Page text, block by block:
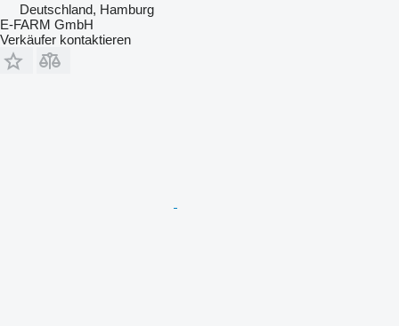
Deutschland, Hamburg
E-FARM GmbH
Verkäufer kontaktieren